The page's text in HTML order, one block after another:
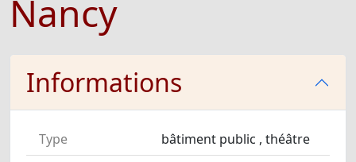
Nancy
Informations
Type
bâtiment public , théâtre